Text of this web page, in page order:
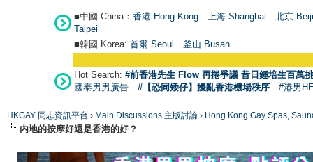
■中國 China： 香港 Hong Kong 上海 Shanghai
北京
Taipei
■韓國 Korea: 首爾 Seoul 釜山 Busan
Hot Search: #前香港先生 Flow 再捲爭議 昔日鍾培生百萬
國泰男男廣告
#【恐同矮仔】擾亂香港機場秩序 #港男
HKGAY 同志資訊平台 › Main Discussions 主版討論 › Hong Kong Gay Spas,
内地的按摩好還是香港的好？